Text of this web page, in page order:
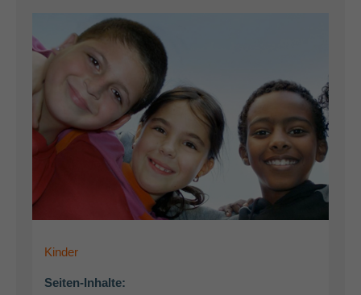
Kinder
Seiten-Inhalte: